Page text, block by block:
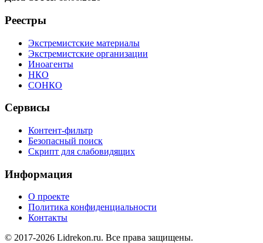
Реестры
Экстремистские материалы
Экстремистские организации
Иноагенты
НКО
СОНКО
Сервисы
Контент-фильтр
Безопасный поиск
Скрипт для слабовидящих
Информация
О проекте
Политика конфиденциальности
Контакты
© 2017-2026 Lidrekon.ru. Все права защищены.